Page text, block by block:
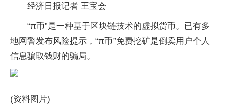
经济日报记者 王宝会
“π币”是一种基于区块链技术的虚拟货币。已有多
地网警发布风险提示，“π币”免费挖矿是倒卖用户个人
信息骗取钱财的骗局。
(资料图片)